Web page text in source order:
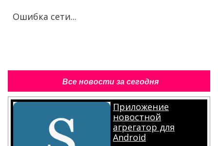
Ошибка сети...
Все новости за сегодня
Приложение
новостной
агрегатор для
Android